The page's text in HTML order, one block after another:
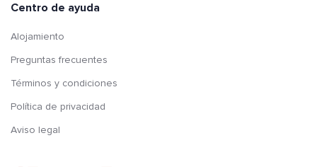
Centro de ayuda
Alojamiento
Preguntas frecuentes
Términos y condiciones
Política de privacidad
Aviso legal